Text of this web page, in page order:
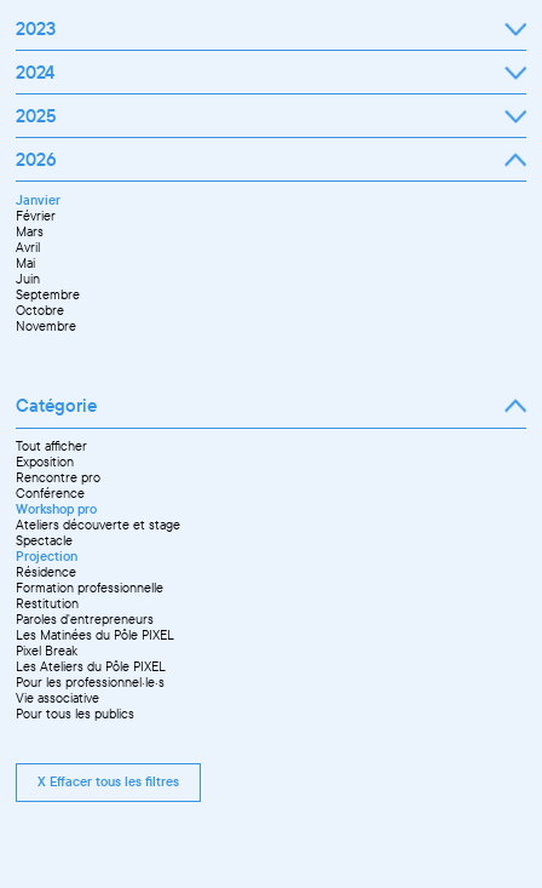
2023
Janvier
Février
Mars
Avril
Septembre
Octobre
Novembre
Décembre
2024
Janvier
Février
Mars
Avril
Juin
Juillet
Septembre
Novembre
Décembre
2025
Janvier
Février
Mars
Avril
Mai
Juin
Juillet
Septembre
Octobre
Novembre
Décembre
2026
Janvier
Février
Mars
Avril
Mai
Juin
Septembre
Octobre
Novembre
Catégorie
Tout afficher
Exposition
Rencontre pro
Conférence
Workshop pro
Ateliers découverte et stage
Spectacle
Projection
Résidence
Formation professionnelle
Restitution
Paroles d'entrepreneurs
Les Matinées du Pôle PIXEL
Pixel Break
Les Ateliers du Pôle PIXEL
Pour les professionnel·le·s
Vie associative
Pour tous les publics
X Effacer tous les filtres